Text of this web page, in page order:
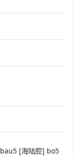
[海陆腔] bo5